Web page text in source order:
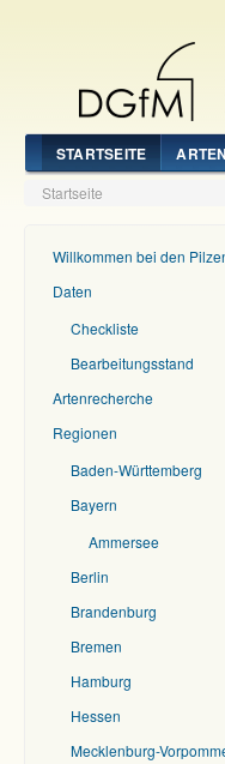
STARTSEITE
Startseite
Willkommen bei den
Daten
Checkliste
Bearbeitungsstand
Artenrecherche
Regionen
Baden-Württemberg
Bayern
Ammersee
Berlin
Brandenburg
Bremen
Hamburg
Hessen
Mecklenburg-